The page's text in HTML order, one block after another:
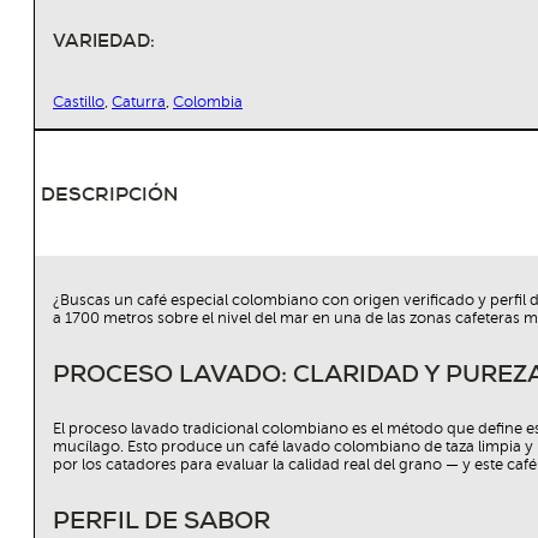
VARIEDAD:
Castillo Caturra Colombia
DESCRIPCIÓN
¿Buscas un café especial colombiano con origen verificado y perfil
a 1700 metros sobre el nivel del mar en una de las zonas cafeteras
PROCESO LAVADO: CLARIDAD Y
El proceso lavado tradicional colombiano es el método que define
mucílago. Esto produce un café lavado colombiano de taza limpia
por los catadores para evaluar la calidad real del grano — y este
PERFIL DE SABOR